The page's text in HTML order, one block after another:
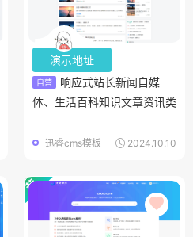
演示地址
自营
响应式站长新闻自媒
体、生活百科知识文章资讯类
2024.10.10
迅睿cms模板